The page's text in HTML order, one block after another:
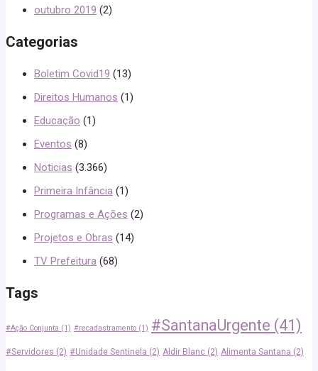
outubro 2019 (2)
Categorias
Boletim Covid19 (13)
Direitos Humanos (1)
Educação (1)
Eventos (8)
Noticias (3.366)
Primeira Infância (1)
Programas e Ações (2)
Projetos e Obras (14)
TV Prefeitura (68)
Tags
#Ação Conjunta (1) #recadastramento (1) #SantanaUrgente (41)
#Servidores (2) #Unidade Sentinela (2) Aldir Blanc (2) Alimenta Santana (2)